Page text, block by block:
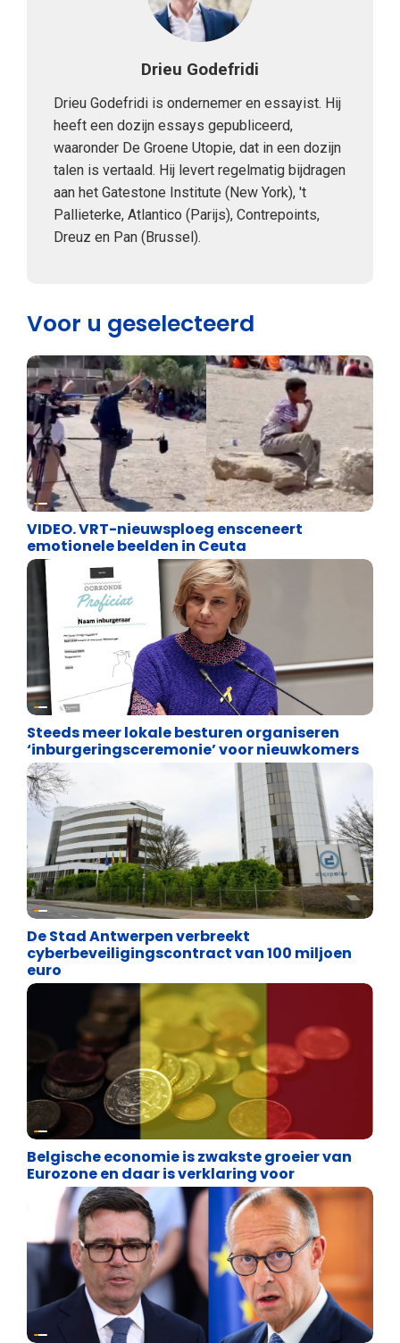
Drieu Godefridi
Drieu Godefridi is ondernemer en essayist. Hij
heeft een dozijn essays gepubliceerd,
waaronder De Groene Utopie, dat in een dozijn
talen is vertaald. Hij levert regelmatig bijdragen
aan het Gatestone Institute (New York), 't
Pallieterke, Atlantico (Parijs), Contrepoints,
Dreuz en Pan (Brussel).
Voor u geselecteerd
Cultuuroorlog
VIDEO. VRT-nieuwsploeg ensceneert
emotionele beelden in Ceuta
Binnenland politiek
Steeds meer lokale besturen organiseren
‘inburgeringsceremonie’ voor nieuwkomers
Binnenland politiek
De Stad Antwerpen verbreekt
cyberbeveiligingscontract van 100 miljoen
euro
Binnenland politiek
Belgische economie is zwakste groeier van
Eurozone en daar is verklaring voor
Internationale politiek